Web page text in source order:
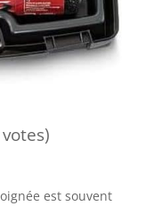
est souvent